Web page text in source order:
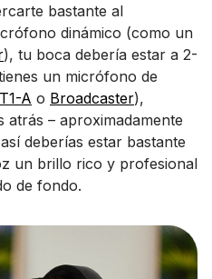
bastante al
dinámico (como un
), tu boca debería estar a 2-
un micrófono de
A o Broadcaster),
atrás – aproximadamente
deberías estar bastante
un brillo rico y profesional
de fondo.